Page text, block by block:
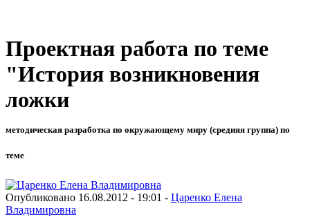
Проектная работа по теме
"История возникновения
ложки
методическая разработка по окружающему миру (средняя группа) по
теме
Опубликовано 16.08.2012 - 19:01 - Царенко Елена
Владимировна